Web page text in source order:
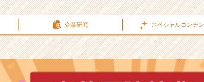
企業研究 スペシャルコンテ